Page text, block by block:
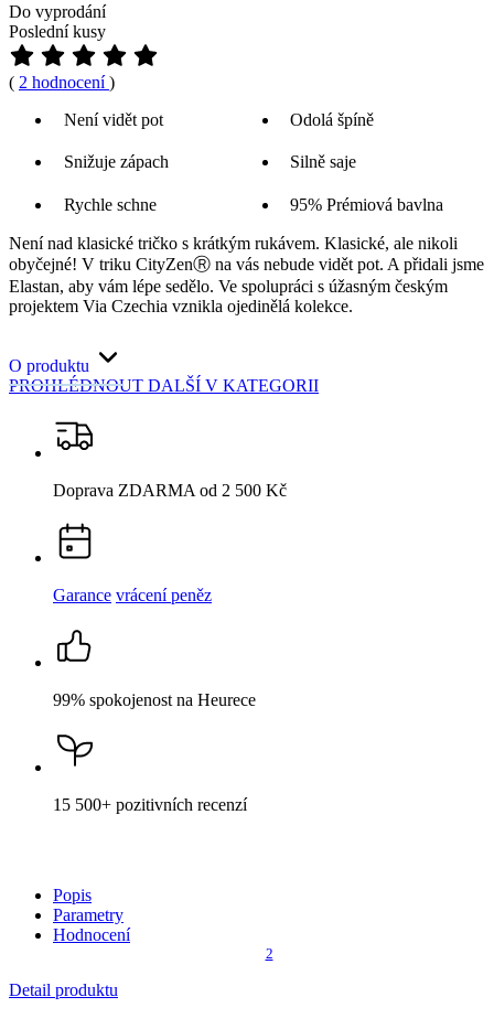
Do vyprodání
Poslední kusy
( 2 hodnocení)
Není vidět pot
Odolá špíně
Snižuje zápach Silně saje
Rychle schne 95% Prémiová bavlna
Není nad klasické tričko s krátkým rukávem. Klasické, ale nikoli
obyčejné! V triku CityZenⓇ na vás nebude vidět pot. A přidali jsme
Elastan, aby vám lépe sedělo. Ve spolupráci s úžasným českým
projektem Via Czechia vznikla ojedinělá kolekce.
O produktu
PROHLÉDNOUT DALŠÍ V KATEGORII
Doprava ZDARMA od 2 500 Kč
Garance vrácení peněz
99% spokojenost na Heurece
15 500+ pozitivních recenzí
Popis
Parametry
Hodnocení
2
Detail produktu